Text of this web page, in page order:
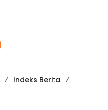
Indeks Berita